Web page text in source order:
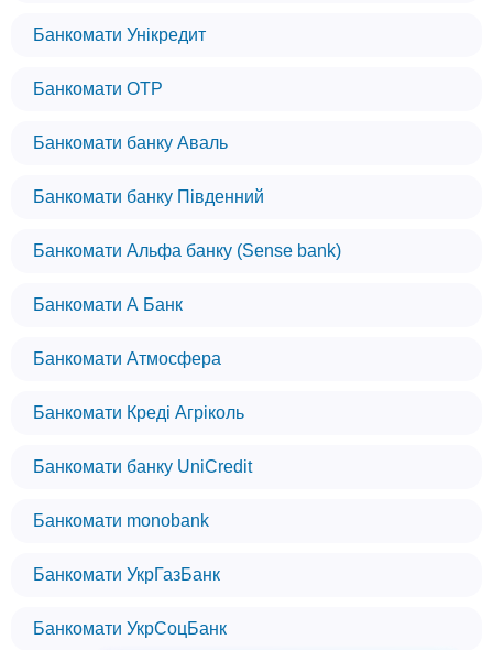
Банкомати Унікредит
Банкомати OTP
Банкомати банку Аваль
Банкомати банку Південний
Банкомати Альфа банку (Sense bank)
Банкомати А Банк
Банкомати Атмосфера
Банкомати Креді Агріколь
Банкомати банку UniCredit
Банкомати monobank
Банкомати УкрГазБанк
Банкомати УкрСоцБанк